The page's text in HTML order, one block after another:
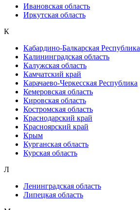
Ивановская область
Иркутская область
К
Кабардино-Балкарская Республика
Калининградская область
Калужская область
Камчатский край
Карачаево-Черкесская Республика
Кемеровская область
Кировская область
Костромская область
Краснодарский край
Красноярский край
Крым
Курганская область
Курская область
Л
Ленинградская область
Липецкая область